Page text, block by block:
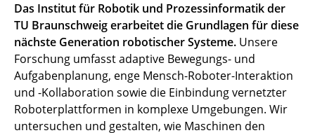
Das Institut für Robotik und Prozessinformatik der
TU Braunschweig erarbeitet die Grundlagen für diese
nächste Generation robotischer Systeme. Unsere
Forschung umfasst adaptive Bewegungs- und
Aufgabenplanung, enge Mensch-Roboter-Interaktion
und -Kollaboration sowie die Einbindung vernetzter
Roboterplattformen in komplexe Umgebungen. Wir
untersuchen und gestalten, wie Maschinen den